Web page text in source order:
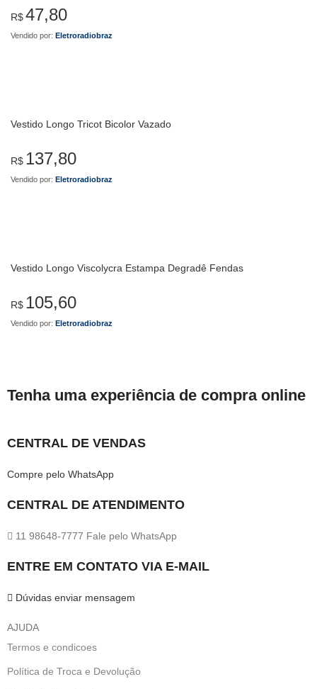
R$47,80
Vendido por: Eletroradiobraz
Vestido Longo Tricot Bicolor Vazado
R$ 137,80
Vendido por: Eletroradiobraz
Vestido Longo Viscolycra Estampa Degradê Fendas
R$ 105,60
Vendido por: Eletroradiobraz
Tenha uma experiência de compra online
CENTRAL DE VENDAS
Compre pelo WhatsApp
CENTRAL DE ATENDIMENTO
11 98648-7777 Fale pelo WhatsApp
ENTRE EM CONTATO VIA E-MAIL
Dúvidas enviar mensagem
AJUDA
Termos e condicoes
Política de Troca e Devolução